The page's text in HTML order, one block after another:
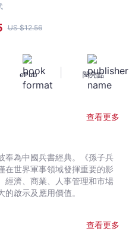
US $12.56
ePub 閱亮點
查看更多
奉為中國兵書經典。《孫子兵
在世界軍事領域發揮重要的影
經濟、商業、人事管理和市場
啟示及應用價值。
查看更多